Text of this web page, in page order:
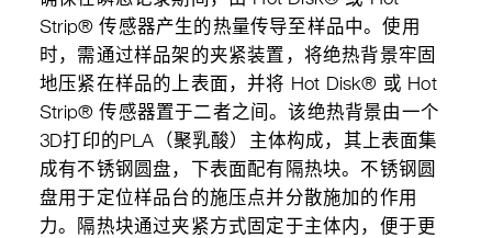
Strip® 传感器产生的热量传导至样品中。使用
时，需通过样品架的夹紧装置，将绝热背景牢固
地压紧在样品的上表面，并将 Hot Disk® 或 Hot
Strip® 传感器置于二者之间。该绝热背景由一个
3D打印的PLA（聚乳酸）主体构成，其上表面集
成有不锈钢圆盘，下表面配有隔热块。不锈钢圆
盘用于定位样品台的施压点并分散施加的作用
力。隔热块通过夹紧方式固定于主体内，便于更